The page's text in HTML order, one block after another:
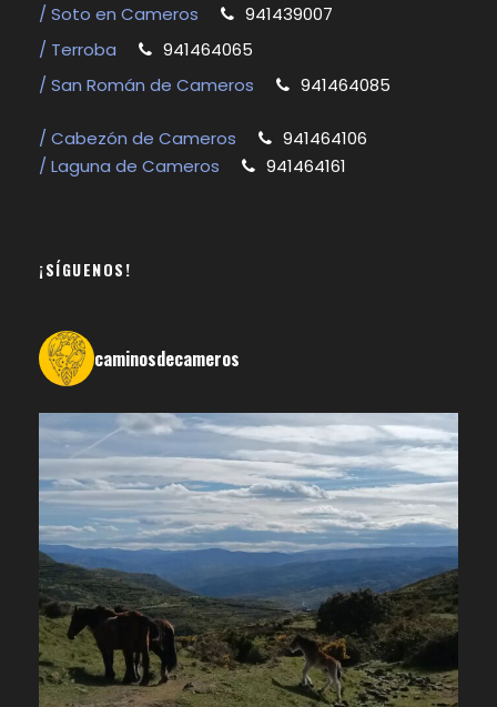
/ Soto en Cameros
941439007
/ Terroba
941464065
/ San Román de Cameros
941464085
/ Cabezón de Cameros
941464106
/ Laguna de Cameros
941464161
¡SÍGUENOS!
caminosdecameros